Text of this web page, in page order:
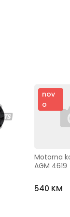
nov
o
Motorna
AGM 4619
540 KM